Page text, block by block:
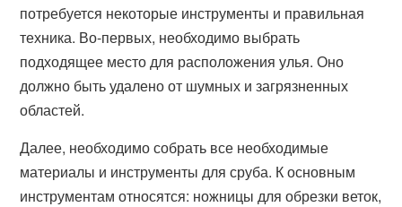
потребуется некоторые инструменты и правильная
техника. Во-первых, необходимо выбрать
подходящее место для расположения улья. Оно
должно быть удалено от шумных и загрязненных
областей.
Далее, необходимо собрать все необходимые
материалы и инструменты для сруба. К основным
инструментам относятся: ножницы для обрезки веток,